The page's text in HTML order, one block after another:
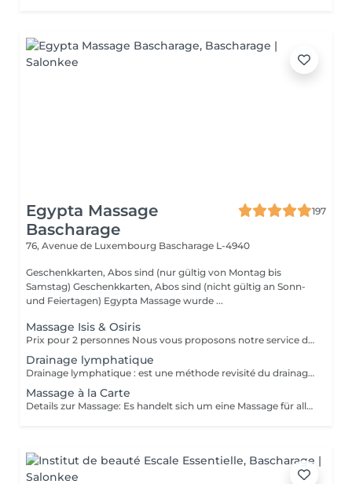
Egypta Massage
Bascharage
197
76, Avenue de Luxembourg Bascharage L-4940
Geschenkkarten, Abos sind (nur gültig von Montag bis
Samstag) Geschenkkarten, Abos sind (nicht gültig an Sonn-
und Feiertagen) Egypta Massage wurde ...
Massage Isis & Osiris
Prix pour 2 personnes Nous vous proposons notre service de massage pour couples. Le massage en couple vous permet de profiter de notre massothérapie en compagnie de votre conjoint dans une seule pièce. Cela permettrait aux couples d'en profiter doublement. Le couple bénéficie d'un moment en or pour renouer avec l'autre et ils peuvent apprendre comment prendre soin l'un de l'autre ou se mettre à l'aise mutuellement.
Drainage lymphatique
Drainage lymphatique : est une méthode revisité du drainage lymphatique traditionnel qui permet d'obtenir des résultats plus rapides et visuels impressionnants.
Massage à la Carte
Details zur Massage: Es handelt sich um eine Massage für alle. Sie beinhaltet: Rückenmassage, Beinmassage Kopf-, Schulter-, Nacken- und Handmassage.